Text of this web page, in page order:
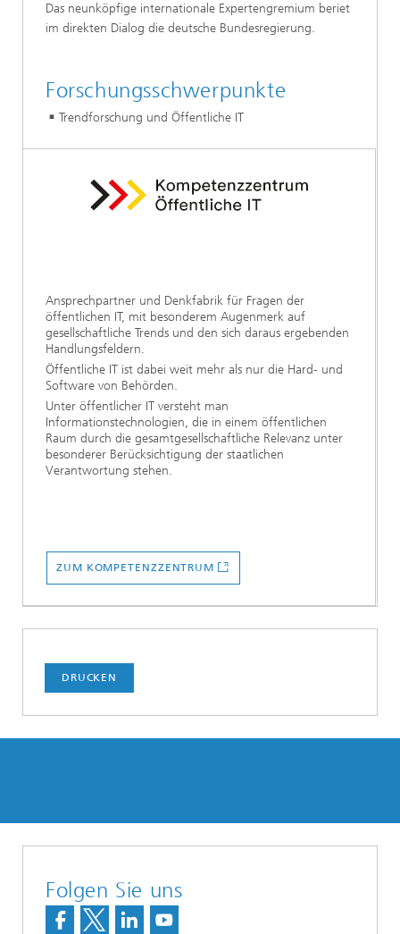
Das neunköpfige internationale Expertengremium beriet
im direkten Dialog die deutsche Bundesregierung.
Forschungsschwerpunkte
Trendforschung und Öffentliche IT
Ansprechpartner und Denkfabrik für Fragen der
öffentlichen IT, mit besonderem Augenmerk auf
gesellschaftliche Trends und den sich daraus ergebenden
Handlungsfeldern.
Öffentliche IT ist dabei weit mehr als nur die Hard- und
Software von Behörden.
Unter öffentlicher IT versteht man
Informationstechnologien, die in einem öffentlichen
Raum durch die gesamtgesellschaftliche Relevanz unter
besonderer Berücksichtigung der staatlichen
Verantwortung stehen.
ZUM KOMPETENZZENTRUM
DRUCKEN
Folgen Sie uns